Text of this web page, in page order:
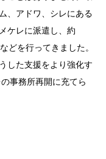
、アドワ、シレにある
ケレに派遣し、約
どを行ってきました。
した支援をより強化す
事務所再開に充てら